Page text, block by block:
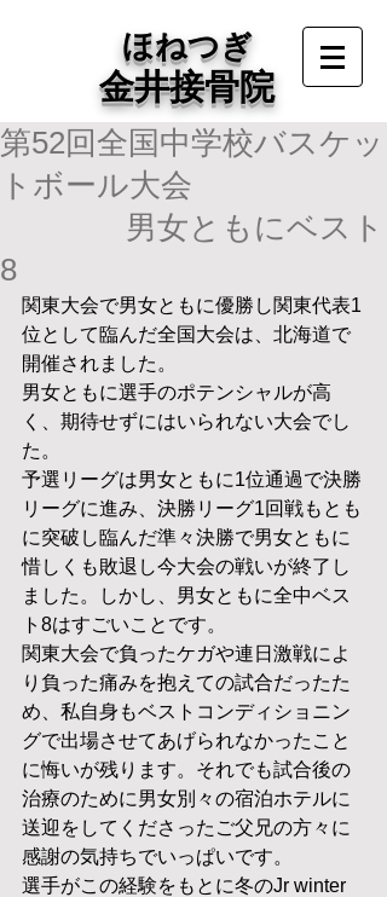
ほねつぎ
金井接骨院
第52回全国中学校バスケッ
トボール大会
男女ともにベスト
8
関東大会で男女ともに優勝し関東代表1
位として臨んだ全国大会は、北海道で
開催されました。
男女ともに選手のポテンシャルが高
く、期待せずにはいられない大会でし
た。
予選リーグは男女ともに1位通過で決勝
リーグに進み、決勝リーグ1回戦もとも
に突破し臨んだ準々決勝で男女ともに
惜しくも敗退し今大会の戦いが終了し
ました。しかし、男女ともに全中ベス
ト8はすごいことです。
関東大会で負ったケガや連日激戦によ
り負った痛みを抱えての試合だったた
め、私自身もベストコンディショニン
グで出場させてあげられなかったこと
に悔いが残ります。それでも試合後の
治療のために男女別々の宿泊ホテルに
送迎をしてくださったご父兄の方々に
感謝の気持ちでいっぱいです。
選手がこの経験をもとに冬のJr winter